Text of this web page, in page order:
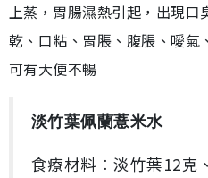
上蒸，胃腸濕熱引起，出現口
乾、口粘、胃脹、腹脹、噯氣
可有大便不暢
淡竹葉佩蘭薏米水
食療材料︰淡竹葉12克